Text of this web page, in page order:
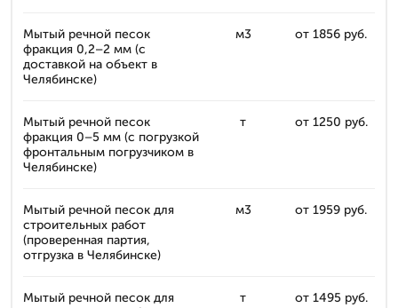
Мытый речной песок
фракция 0,2–2 мм (с
доставкой на объект в
Челябинске)
м3 от 1856 руб.
Мытый речной песок
фракция 0–5 мм (с погрузкой
фронтальным погрузчиком в
Челябинске)
т от 1250 руб.
Мытый речной песок для
строительных работ
(проверенная партия,
отгрузка в Челябинске)
м3 от 1959 руб.
Мытый речной песок для
т от 1495 руб.